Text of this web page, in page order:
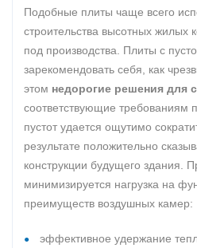
Подобные плиты чаще всего
строительства высотных жилых
под производства. Плиты с
зарекомендовать себя, как
этом недорогие решения для
соответствующие требованиям
пустот удается ощутимо
результате положительно
конструкции будущего здания.
минимизируется нагрузка на
преимуществ воздушных камер:
эффективное удержание